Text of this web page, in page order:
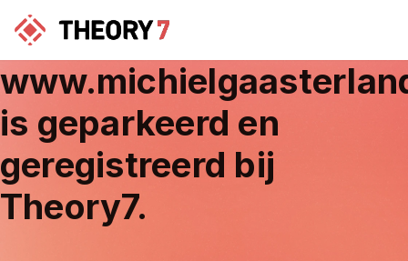
is geparkeerd en
geregistreerd bij
Theory7.